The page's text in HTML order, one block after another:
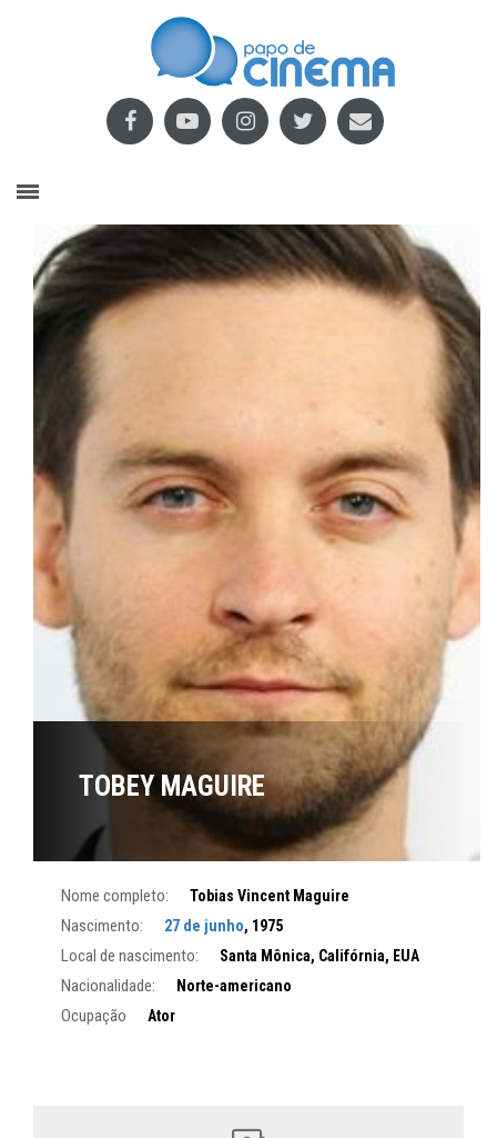
TOBEY MAGUIRE
Nome completo: Tobias Vincent Maguire
Nascimento: 27 de junho, 1975
Local de nascimento: Santa Mônica, Califórnia, EUA
Nacionalidade: Norte-americano
Ocupação Ator